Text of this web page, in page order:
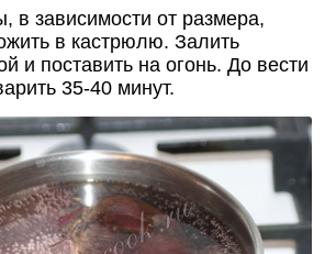
в зависимости от размера,
в кастрюлю. Залить
и поставить на огонь. До вести
35-40 минут.